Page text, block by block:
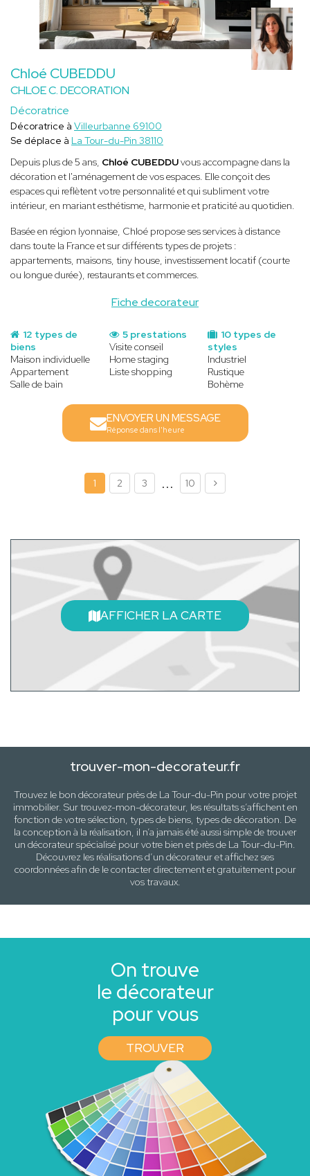
Chloé CUBEDDU
CHLOE C. DECORATION
Décoratrice
Fiche decorateur
Décoratrice à Villeurbanne 69100
Se déplace à La Tour-du-Pin 38110
Depuis plus de 5 ans, Chloé CUBEDDUvous accompagne dans la
décoration et l'aménagement de vos espaces. Elle conçoit des
espaces qui reflètent votre personnalité et qui subliment votre
intérieur, en mariant esthétisme, harmonie et praticité au quotidien.
Basée en région lyonnaise, Chloé propose ses services à distance
dans toute la France et sur différents types de projets :
appartements, maisons, tiny house, investissement locatif (courte
ou longue durée), restaurants et commerces.
12 types de
biens
Maison individuelle
Appartement
Salle de bain
10 types de
styles
Industriel
Rustique
Bohème
5 prestations
Visite conseil
Home staging
Liste shopping
ENVOYER UN MESSAGE
Réponse dans l'heure
1 2 3 ... 10
AFFICHER LA CARTE
trouver-mon-decorateur.fr
Trouvez le bon décorateur près de La Tour-du-Pin pour votre projet
immobilier. Sur trouvez-mon-décorateur, les résultats s’affichent en
fonction de votre sélection, types de biens, types de décoration. De
la conception à la réalisation, il n’a jamais été aussi simple de trouver
un décorateur spécialisé pour votre bien et près de La Tour-du-Pin.
Découvrez les réalisations d’un décorateur et affichez ses
coordonnées afin de le contacter directement et gratuitement pour
vos travaux.
On trouve
le décorateur
pour vous
TROUVER